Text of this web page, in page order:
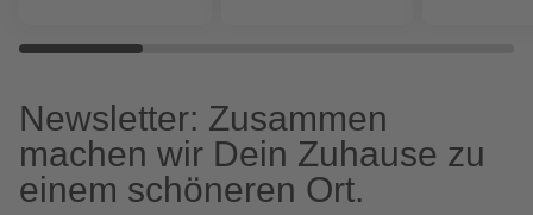
Newsletter: Zusammen
machen wir Dein Zuhause zu
einem schöneren Ort.